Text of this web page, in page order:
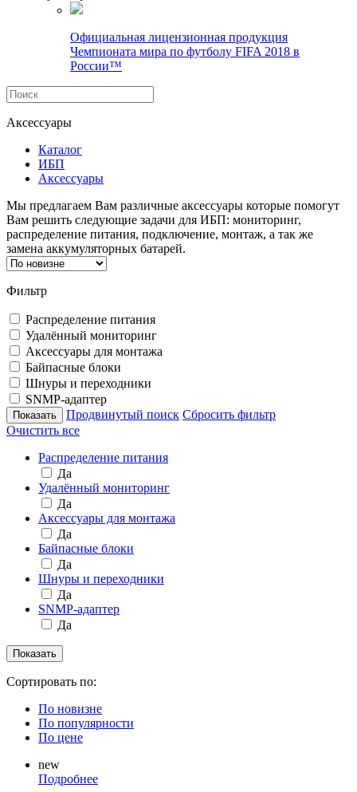
Официальная лицензионная продукция
Чемпионата мира по футболу FIFA 2018 в
России™
Аксессуары
Каталог
ИБП
Аксессуары
Мы предлагаем Вам различные аксессуары которые помогут
Вам решить следующие задачи для ИБП: мониторинг,
распределение питания, подключение, монтаж, а так же
замена аккумуляторных батарей.
Фильтр
Распределение питания
Удалённый мониторинг
Аксессуары для монтажа
Байпасные блоки
Шнуры и переходники
SNMP-адаптер
Продвинутый поиск Сбросить фильтр
Очистить все
Распределение питания
Да
Удалённый мониторинг
Да
Аксессуары для монтажа
Да
Байпасные блоки
Да
Шнуры и переходники
Да
SNMP-адаптер
Да
Сортировать по:
По новизне
По популярности
По цене
new
Подробнее